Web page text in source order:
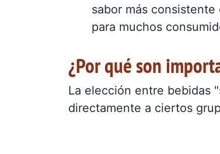
sabor más
para muchos
¿Por qué son
La elección entre bebidas
directamente a ciertos